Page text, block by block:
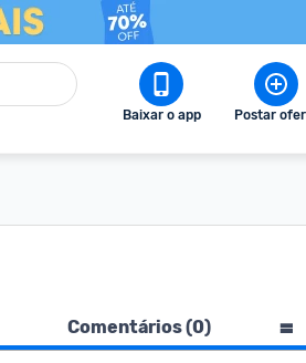
Baixar o app Postar
Comentários (0)